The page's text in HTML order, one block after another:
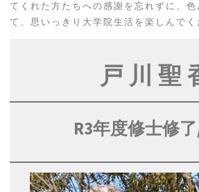
てくれた方たちへの感謝を忘れずに、色
て、思いっきり大学院生活を楽しんでく
戸 川 聖
R3年度修士修了